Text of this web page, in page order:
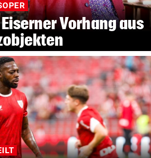
Vorhang aus